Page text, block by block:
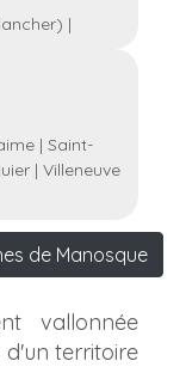
|
| Saint-
| Villeneuve
de Manosque
vallonnée
territoire